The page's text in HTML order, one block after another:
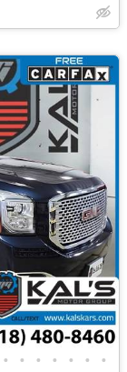
• • • • • • •